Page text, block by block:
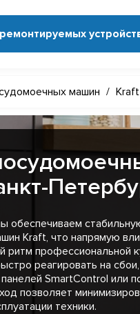
машин / Kraft
обеспечиваем
Kraft, что напрямую
ритм профессиональной
реагировать на
SmartControl или
позволяет
техники.